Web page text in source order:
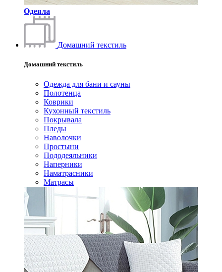
Одеяла
Домашний текстиль
Домашний текстиль
Одежда для бани и сауны
Полотенца
Коврики
Кухонный текстиль
Покрывала
Пледы
Наволочки
Простыни
Пододеяльники
Наперники
Наматрасники
Матрасы